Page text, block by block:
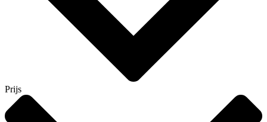
Prijs